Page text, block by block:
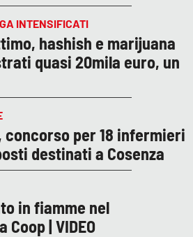
INTENSIFICATI
hashish e marijuana
quasi 20mila euro, un
concorso per 18 infermieri
destinati a Cosenza
in fiamme nel
| VIDEO